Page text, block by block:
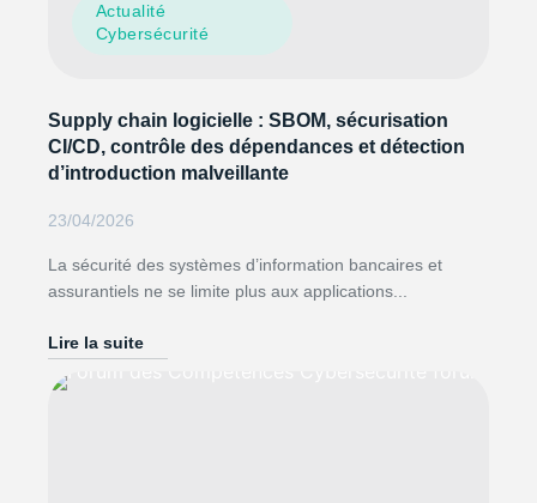
Actualité
Cybersécurité
Supply chain logicielle : SBOM, sécurisation
CI/CD, contrôle des dépendances et détection
d’introduction malveillante
23/04/2026
La sécurité des systèmes d’information bancaires et
assurantiels ne se limite plus aux applications...
Lire la suite